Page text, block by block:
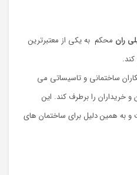
ران محکم به یکی از معتبرترین
ساختمانی و تاسیساتی می
خریداران را برطرف کند. این
و به همین دلیل برای ساختمان های